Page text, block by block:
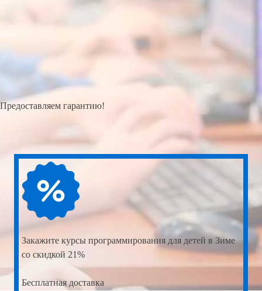
Предоставляем гарантию!
Закажите курсы программирования для детей в Зиме
со скидкой 21%
Бесплатная доставка